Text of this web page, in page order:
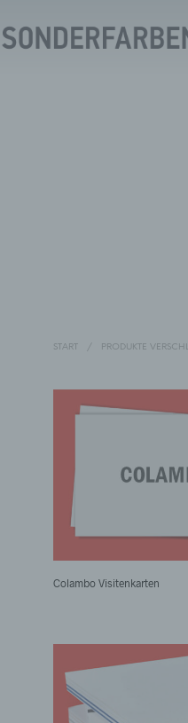
START / PRODUKTE
Colambo Visitenkarten